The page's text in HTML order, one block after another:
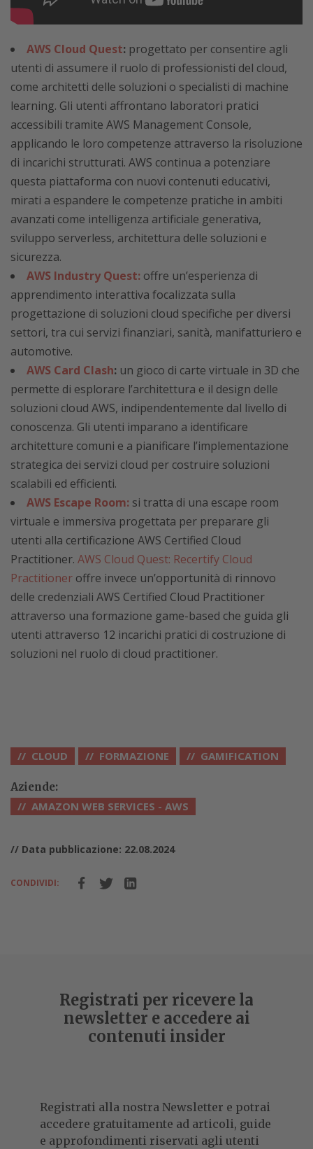
AWS Cloud Quest: progettato per consentire agli
utenti di assumere il ruolo di professionisti del cloud,
come architetti delle soluzioni o specialisti di machine
learning. Gli utenti affrontano laboratori pratici
accessibili tramite AWS Management Console,
applicando le loro competenze attraverso la risoluzione
di incarichi strutturati. AWS continua a potenziare
questa piattaforma con nuovi contenuti educativi,
mirati a espandere le competenze pratiche in ambiti
avanzati come intelligenza artificiale generativa,
sviluppo serverless, architettura delle soluzioni e
sicurezza.
AWS Industry Quest: offre un’esperienza di
apprendimento interattiva focalizzata sulla
progettazione di soluzioni cloud specifiche per diversi
settori, tra cui servizi finanziari, sanità, manifatturiero e
automotive.
AWS Card Clash: un gioco di carte virtuale in 3D che
permette di esplorare l’architettura e il design delle
soluzioni cloud AWS, indipendentemente dal livello di
conoscenza. Gli utenti imparano a identificare
architetture comuni e a pianificare l’implementazione
strategica dei servizi cloud per costruire soluzioni
scalabili ed efficienti.
AWS Escape Room: si tratta di una escape room
virtuale e immersiva progettata per preparare gli
utenti alla certificazione AWS Certified Cloud
Practitioner. AWS Cloud Quest: Recertify Cloud
Practitioner offre invece un’opportunità di rinnovo
delle credenziali AWS Certified Cloud Practitioner
attraverso una formazione game-based che guida gli
utenti attraverso 12 incarichi pratici di costruzione di
soluzioni nel ruolo di cloud practitioner.
CLOUD FORMAZIONE GAMIFICATION
Aziende:
AMAZON WEB SERVICES - AWS
// Data pubblicazione: 22.08.2024
CONDIVIDI:
Registrati per ricevere la
newsletter e accedere ai
contenuti insider
Registrati alla nostra Newsletter e potrai
accedere gratuitamente ad articoli, guide
e approfondimenti riservati agli utenti